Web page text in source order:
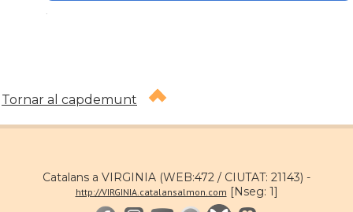
Tornar al capdemunt
Catalans a VIRGINIA (WEB:472 / CIUTAT: 21143) -
http://VIRGINIA.catalansalmon.com [Nseg: 1]